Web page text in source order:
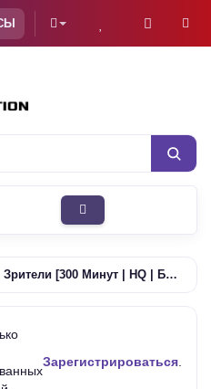
FB Зрители [300 Минут | HQ | Быстрые | Дроп 0-10%]
Зарегистрироваться